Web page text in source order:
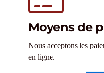
Moyens de
Nous acceptons les
en ligne.